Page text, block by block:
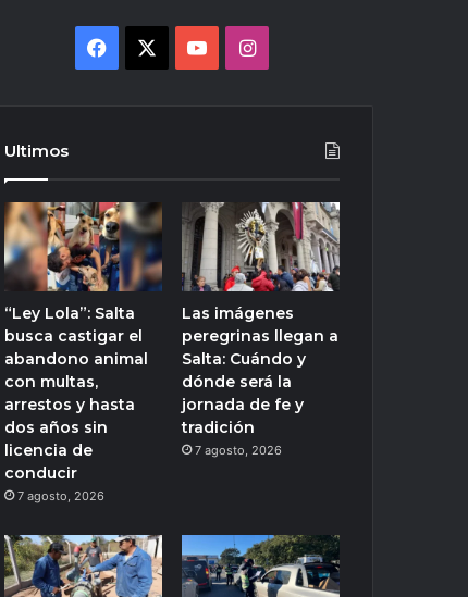
Facebook YouTubeInstagram
Ultimos
“Ley Lola”: Salta
busca castigar el
abandono animal
con multas,
arrestos y hasta
dos años sin
licencia de
conducir
7 agosto, 2026
Las imágenes
peregrinas llegan a
Salta: Cuándo y
dónde será la
jornada de fe y
tradición
7 agosto, 2026